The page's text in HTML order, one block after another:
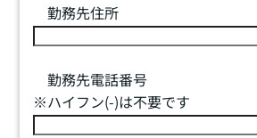
勤務先住所
勤務先電話番号
※ハイフン(-)は不要です